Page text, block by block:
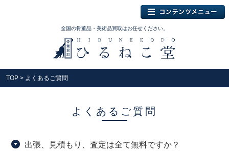
全国の骨董品・美術品買取はお任せください。
TOP > よくあるご質問
よくあるご質問
出張、見積もり、査定は全て無料ですか？